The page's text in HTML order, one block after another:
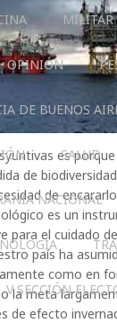
MILITAR
OPINIÓN
DE BUENOS
SALUD
NACIONAL
V SECCIÓN
es
de
de
es un
para el cuidado
país ha
como en
la meta
de efecto